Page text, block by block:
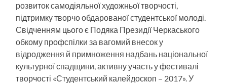
розвиток самодіяльної художньої творчості,
підтримку творчо обдарованої студентської молоді.
Свідченням цього є Подяка Президії Черкаського
обкому профспілки за вагомий внесок у
відродження й примноження надбань національної
культурної спадщини, активну участь у фестивалі
творчості «Студентський калейдоскоп – 2017». У